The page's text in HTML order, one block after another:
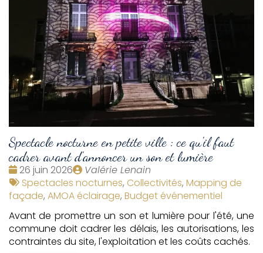
Spectacle nocturne en petite ville : ce qu'il faut
cadrer avant d'annoncer un son et lumière
Date
:
26 juin 2026
Publié
par
Valérie Lenain
Tags
:
Spectacles nocturnes, Collectivités, Mapping de
façade, AMOA éclairage, Budget événementiel
Avant de promettre un son et lumière pour l'été, une
commune doit cadrer les délais, les autorisations, les
contraintes du site, l'exploitation et les coûts cachés.